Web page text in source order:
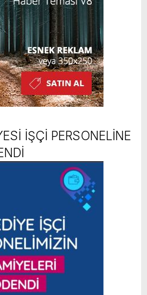
İŞÇİ PERSONELİNE